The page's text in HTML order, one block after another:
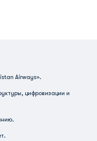
Airways».
цифровизации и